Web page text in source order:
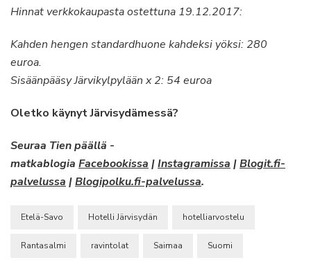
Hinnat verkkokaupasta ostettuna 19.12.2017:
Kahden hengen standardhuone kahdeksi yöksi: 280
euroa.
Sisäänpääsy Järvikylpylään x 2: 54 euroa
Oletko käynyt Järvisydämessä?
Seuraa Tien päällä -
matkablogia Facebookissa |Instagramissa |Blogit.fi-
palvelussa |Blogipolku.fi-palvelussa.
Etelä-Savo Hotelli Järvisydän hotelliarvostelu
Rantasalmi ravintolat Saimaa Suomi